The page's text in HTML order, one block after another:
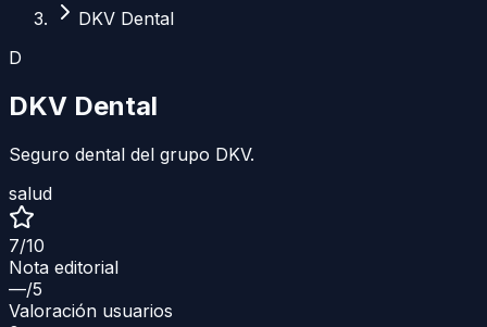
DKV Dental
D
DKV Dental
Seguro dental del grupo DKV.
salud
7/10
Nota editorial
—/5
Valoración usuarios